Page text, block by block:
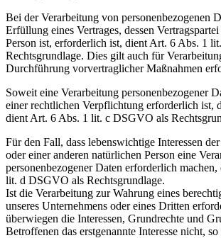
Bei der Verarbeitung von personenbezogenen
Erfüllung eines Vertrages, dessen
Person ist, erforderlich ist, dient Art. 6 Abs. 1
Rechtsgrundlage. Dies gilt auch für
Durchführung vorvertraglicher Maßnahmen
Soweit eine Verarbeitung personenbezogener
einer rechtlichen Verpflichtung erforderlich ist,
dient Art. 6 Abs. 1 lit. c DSGVO als
Für den Fall, dass lebenswichtige Interessen
oder einer anderen natürlichen Person eine
personenbezogener Daten erforderlich
lit. d DSGVO als Rechtsgrundlage.
Ist die Verarbeitung zur Wahrung eines
unseres Unternehmens oder eines Dritten
überwiegen die Interessen, Grundrechte und
Betroffenen das erstgenannte Interesse nicht,